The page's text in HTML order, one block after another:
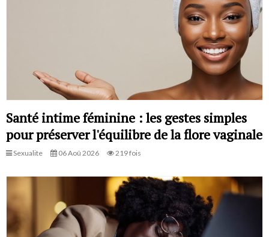
Santé intime féminine : les gestes simples
pour préserver l'équilibre de la flore vaginale
Sexualite 06 Aoû 2026 219 fois